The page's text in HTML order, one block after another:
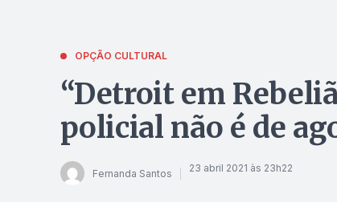
OPÇÃO CULTURAL
“Detroit em
policial não é de
Fernanda Santos 23 abril 2021 às 23h22